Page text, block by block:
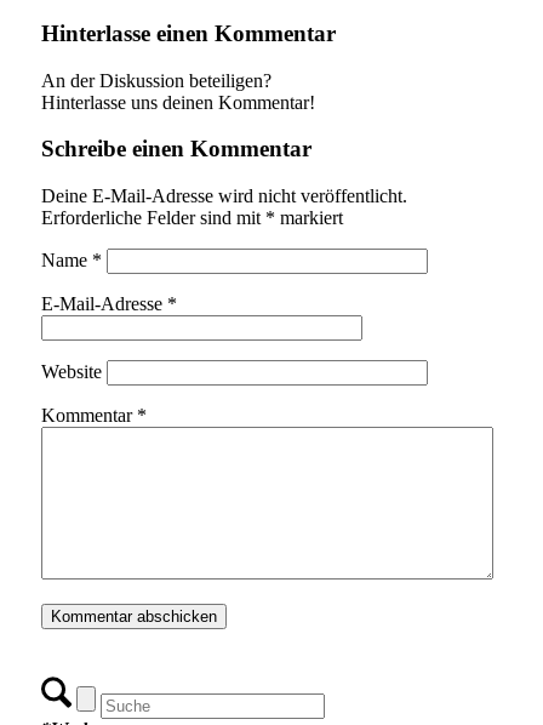
Hinterlasse einen Kommentar
An der Diskussion beteiligen?
Hinterlasse uns deinen Kommentar!
Schreibe einen Kommentar
Deine E-Mail-Adresse wird nicht veröffentlicht.
Erforderliche Felder sind mit * markiert
Name *
E-Mail-Adresse *
Website
Kommentar *